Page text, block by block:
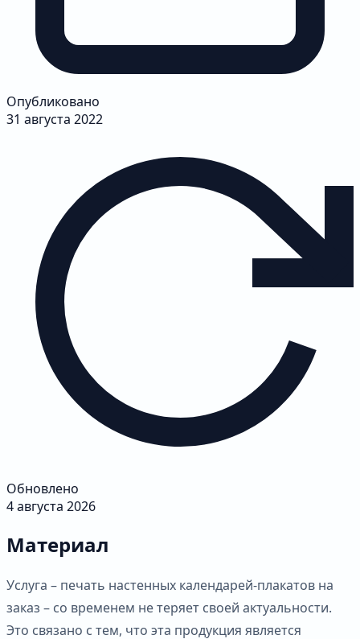
Опубликовано
31 августа 2022
Обновлено
4 августа 2026
Материал
Услуга – печать настенных календарей-плакатов на
заказ – со временем не теряет своей актуальности.
Это связано с тем, что эта продукция является